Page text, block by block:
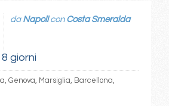
giorni
da Napolicon Costa Smeralda
Genova, Marsiglia, Barcellona,